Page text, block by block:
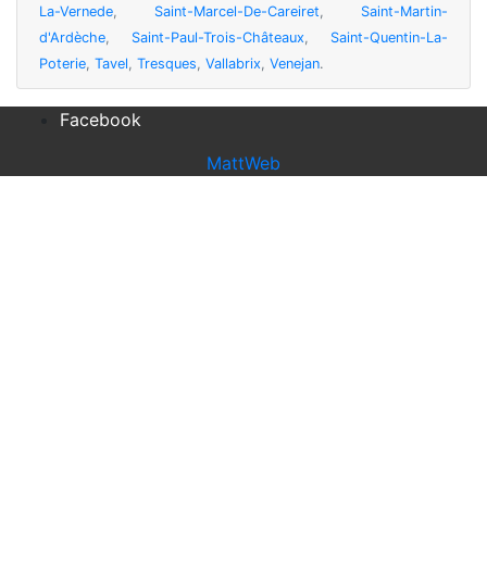
La-Vernede, Saint-Marcel-De-Careiret, Saint-Martin-
d'Ardèche, Saint-Paul-Trois-Châteaux, Saint-Quentin-La-
Poterie, Tavel, Tresques, Vallabrix, Venejan.
Facebook
MattWeb